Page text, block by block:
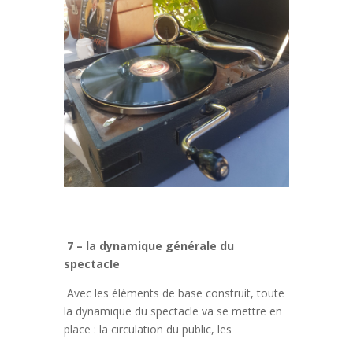
7 – la dynamique générale du
spectacle
Avec les éléments de base construit, toute
la dynamique du spectacle va se mettre en
place : la circulation du public, les